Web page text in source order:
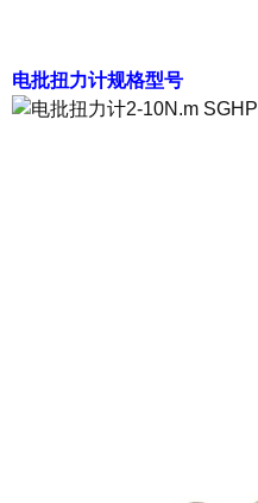
电批扭力计规格型号